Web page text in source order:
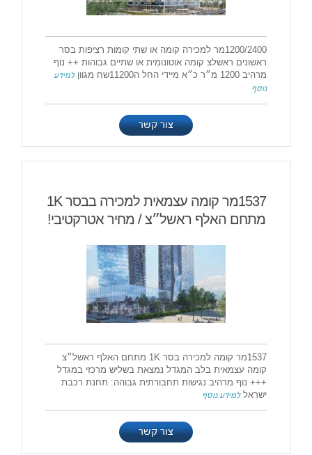
1200/2400מר למכירה קומה או שתי קומות רציפות בסר
ראשונים ראשלצ קומה אוטונומית או שתיים גבוהות ++ נוף
מרהיב 1200 מ״ר כ״א מיידי החל ה11200שח מגוון
למידע
נוסף
צור קשר
1537מר קומה עצמאית למכירה בבסר 1K
מתחם האלף ראשל״צ / מחיר אטרקטיבי!
1537מר קומה למכירה בסר 1K מתחם האלף ראשל״צ
קומה עצמאית בלב המגדל נמצאת בשליש מרכזי במגדל
+++ נוף מרהיב נגישות תחבורתית גבוהה: תחנת רכבת
ישראללמידע נוסף
צור קשר